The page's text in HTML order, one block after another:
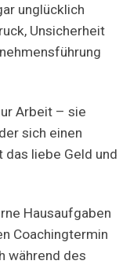
unglücklich
Unsicherheit
Arbeit – sie
sich einen
das liebe Geld und
Hausaufgaben
Coachingtermin
während des